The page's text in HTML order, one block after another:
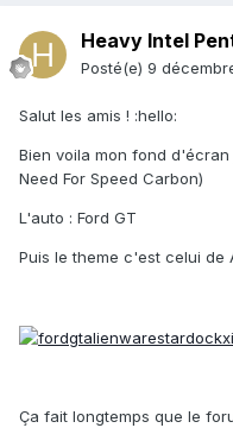
Heavy Intel
Posté(e) 9
Salut les amis ! :hello:
Bien voila mon fond
Need For Speed Carbon)
L'auto : Ford GT
Puis le theme c'est celui de
Ça fait longtemps que le